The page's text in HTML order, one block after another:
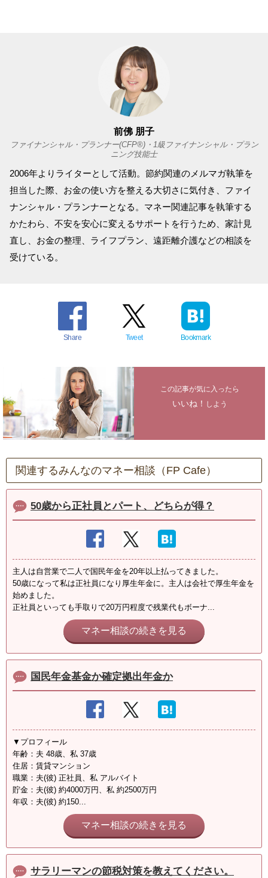
前佛 朋子
ファイナンシャル・プランナー(CFP®)・1級ファイナンシャル・プラン
ニング技能士
2006年よりライターとして活動。節約関連のメルマガ執筆を
担当した際、お金の使い方を整える大切さに気付き、ファイ
ナンシャル・プランナーとなる。マネー関連記事を執筆する
かたわら、不安を安心に変えるサポートを行うため、家計見
直し、お金の整理、ライフプラン、遠距離介護などの相談を
受けている。
Share Tweet Bookmark
この記事が気に入ったら
いいね！ しよう
関連するみんなのマネー相談（FP Cafe）
50歳から正社員とパート、どちらが得？
主人は自営業で二人で国民年金を20年以上払ってきました。
50歳になって私は正社員になり厚生年金に。主人は会社で厚生年金を
始めました。
正社員といっても手取りで20万円程度で残業代もボーナ...
マネー相談の続きを見る
国民年金基金か確定拠出年金か
▼プロフィール
年齢：夫 48歳、私 37歳
住居：賃貸マンション
職業：夫(彼) 正社員、私 アルバイト
貯金：夫(彼) 約4000万円、私 約2500万円
年収：夫(彼) 約150...
マネー相談の続きを見る
サラリーマンの節税対策を教えてください。